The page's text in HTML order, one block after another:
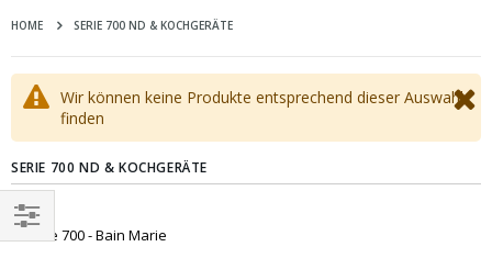
HOME SERIE 700 ND & KOCHGERÄTE
Wir können keine Produkte entsprechend dieser Auswahl
finden
SERIE 700 ND & KOCHGERÄTE
Linie 700 - Bain Marie
EINKAUFEN